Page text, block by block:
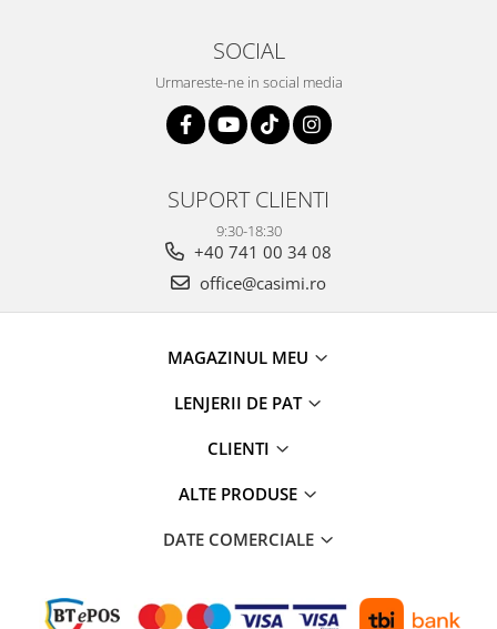
SOCIAL
Urmareste-ne in social media
SUPORT CLIENTI
9:30-18:30
+40 741 00 34 08
office@casimi.ro
MAGAZINUL MEU
LENJERII DE PAT
CLIENTI
ALTE PRODUSE
DATE COMERCIALE